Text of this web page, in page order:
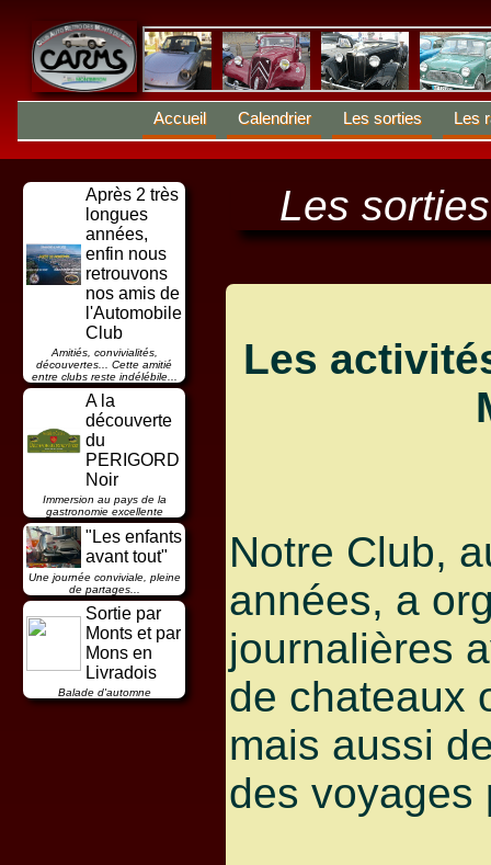
Accueil Calendrier Les sorties Les
Les
Les
Notre Club,
années, a
journalières
de chateaux
mais aussi
des voyages
Après 2 très
longues
années,
enfin nous
retrouvons
nos amis de
l'Automobile
Club
Amitiés, convivialités,
découvertes... Cette amitié
entre clubs reste indélébile...
A la
découverte
du
PERIGORD
Noir
Immersion au pays de la
gastronomie excellente
"Les enfants
avant tout"
Une journée conviviale, pleine
de partages...
Sortie par
Monts et par
Mons en
Livradois
Balade d'automne